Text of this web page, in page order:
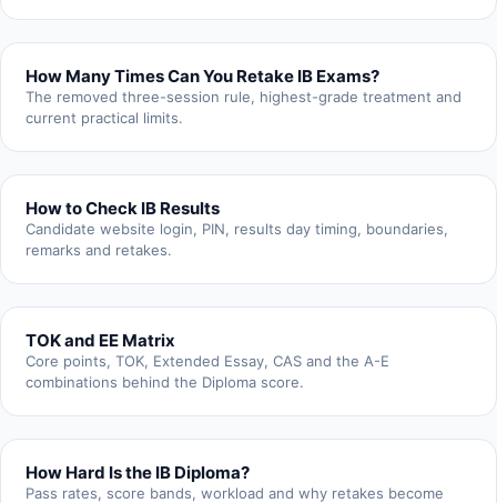
How Many Times Can You Retake IB Exams?
The removed three-session rule, highest-grade treatment and
current practical limits.
How to Check IB Results
Candidate website login, PIN, results day timing, boundaries,
remarks and retakes.
TOK and EE Matrix
Core points, TOK, Extended Essay, CAS and the A-E
combinations behind the Diploma score.
How Hard Is the IB Diploma?
Pass rates, score bands, workload and why retakes become